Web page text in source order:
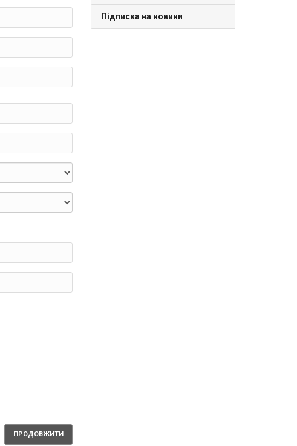
Підписка на новини